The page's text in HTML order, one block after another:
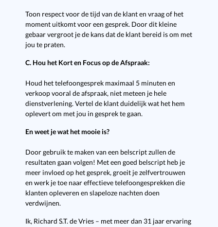
Toon respect voor de tijd van de klant en vraag of het
moment uitkomt voor een gesprek. Door dit kleine
gebaar vergroot je de kans dat de klant bereid is om met
jou te praten.
C. Hou het Kort en Focus op de Afspraak:
Houd het telefoongesprek maximaal 5 minuten en
verkoop vooral de afspraak, niet meteen je hele
dienstverlening. Vertel de klant duidelijk wat het hem
oplevert om met jou in gesprek te gaan.
En weet je wat het mooie is?
Door gebruik te maken van een belscript zullen de
resultaten gaan volgen! Met een goed belscript heb je
meer invloed op het gesprek, groeit je zelfvertrouwen
en werk je toe naar effectieve telefoongesprekken die
klanten opleveren en slapeloze nachten doen
verdwijnen.
Ik, Richard S.T. de Vries – met meer dan 31 jaar ervaring